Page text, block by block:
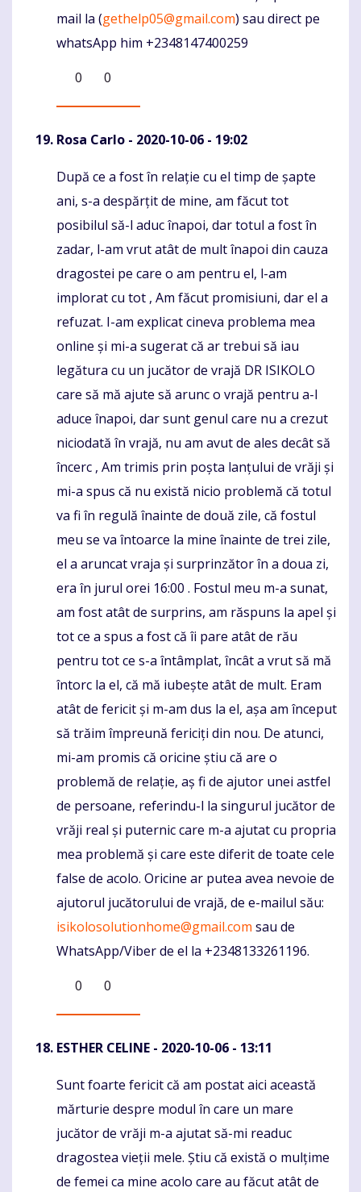
mail la (gethelp05@gmail.com) sau direct pe
whatsApp him +2348147400259
0
0
Rosa Carlo - 2020-10-06 - 19:02
Komentaras
După ce a fost în relație cu el timp de șapte
ani, s-a despărțit de mine, am făcut tot
posibilul să-l aduc înapoi, dar totul a fost în
zadar, l-am vrut atât de mult înapoi din cauza
dragostei pe care o am pentru el, l-am
implorat cu tot , Am făcut promisiuni, dar el a
refuzat. I-am explicat cineva problema mea
online și mi-a sugerat că ar trebui să iau
legătura cu un jucător de vrajă DR ISIKOLO
care să mă ajute să arunc o vrajă pentru a-l
aduce înapoi, dar sunt genul care nu a crezut
niciodată în vrajă, nu am avut de ales decât să
încerc , Am trimis prin poșta lanțului de vrăji și
mi-a spus că nu există nicio problemă că totul
va fi în regulă înainte de două zile, că fostul
meu se va întoarce la mine înainte de trei zile,
el a aruncat vraja și surprinzător în a doua zi,
era în jurul orei 16:00 . Fostul meu m-a sunat,
am fost atât de surprins, am răspuns la apel și
tot ce a spus a fost că îi pare atât de rău
pentru tot ce s-a întâmplat, încât a vrut să mă
întorc la el, că mă iubește atât de mult. Eram
atât de fericit și m-am dus la el, așa am început
să trăim împreună fericiți din nou. De atunci,
mi-am promis că oricine știu că are o
problemă de relație, aș fi de ajutor unei astfel
de persoane, referindu-l la singurul jucător de
vrăji real și puternic care m-a ajutat cu propria
mea problemă și care este diferit de toate cele
false de acolo. Oricine ar putea avea nevoie de
ajutorul jucătorului de vrajă, de e-mailul său:
isikolosolutionhome@gmail.com sau de
WhatsApp/Viber de el la +2348133261196.
0
0
ESTHER CELINE - 2020-10-06 - 13:11
Komentaras
Sunt foarte fericit că am postat aici această
mărturie despre modul în care un mare
jucător de vrăji m-a ajutat să-mi readuc
dragostea vieții mele. Știu că există o mulțime
de femei ca mine acolo care au făcut atât de